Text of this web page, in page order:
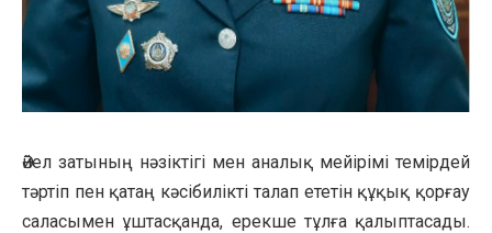
Әйел затының нәзіктігі мен аналық мейірімі темірдей
тәртіп пен қатаң кәсібилікті талап ететін құқық қорғау
саласымен ұштасқанда, ерекше тұлға қалыптасады.